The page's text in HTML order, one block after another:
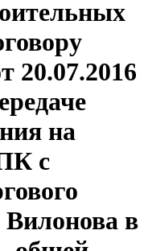
20.07.2016
на
с
Вилонова в